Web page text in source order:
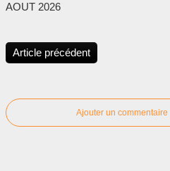
AOUT 2026
Article précédent
Ajouter un commentaire